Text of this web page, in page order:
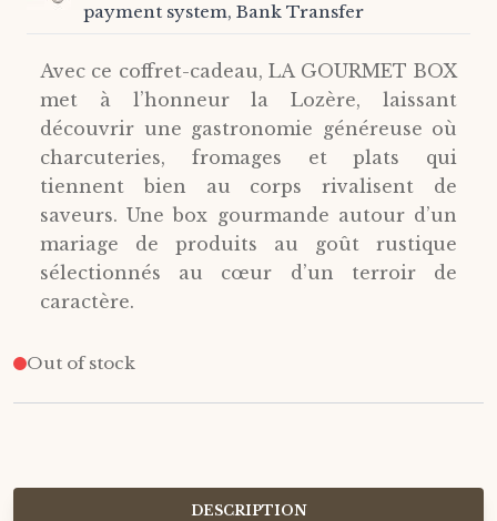
payment system, Bank Transfer
Avec ce coffret-cadeau, LA GOURMET BOX
met à l’honneur la Lozère, laissant
découvrir une gastronomie généreuse où
charcuteries, fromages et plats qui
tiennent bien au corps rivalisent de
saveurs. Une box gourmande autour d’un
mariage de produits au goût rustique
sélectionnés au cœur d’un terroir de
caractère.
Out of stock
DESCRIPTION